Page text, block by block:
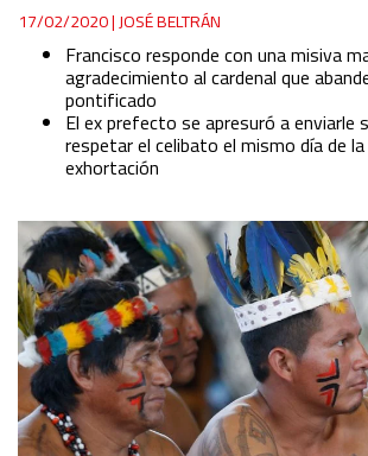
17/02/2020| JOSÉ BELTRÁN
Francisco responde con una misiva
agradecimiento al cardenal que
pontificado
El ex prefecto se apresuró a enviarle
respetar el celibato el mismo día de
exhortación